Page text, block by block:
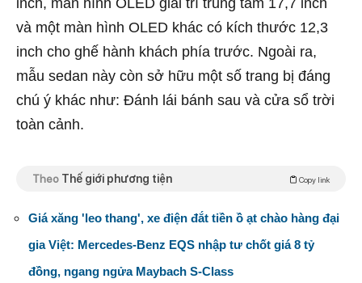
và một màn hình OLED khác có kích thước 12,3
inch cho ghế hành khách phía trước. Ngoài ra,
mẫu sedan này còn sở hữu một số trang bị đáng
chú ý khác như: Đánh lái bánh sau và cửa sổ trời
toàn cảnh.
Theo Thế giới phương tiện Copy link
Giá xăng 'leo thang', xe điện đắt tiền ồ ạt chào hàng đại
gia Việt: Mercedes-Benz EQS nhập tư chốt giá 8 tỷ
đồng, ngang ngửa Maybach S-Class